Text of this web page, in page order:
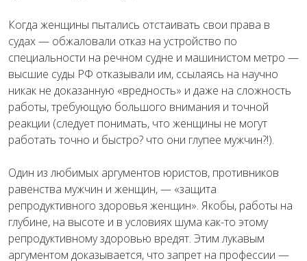
Когда женщины пытались отстаивать свои права в
судах — обжаловали отказ на устройство по
специальности на речном судне и машинистом метро —
высшие суды РФ отказывали им, ссылаясь на научно
никак не доказанную «вредность» и даже на сложность
работы, требующую большого внимания и точной
реакции (следует понимать, что женщины не могут
работать точно и быстро? что они глупее мужчин?!).
Один из любимых аргументов юристов, противников
равенства мужчин и женщин, — «защита
репродуктивного здоровья женщин». Якобы, работы на
глубине, на высоте и в условиях шума как-то этому
репродуктивному здоровью вредят. Этим лукавым
аргументом доказывается, что запрет на профессии —